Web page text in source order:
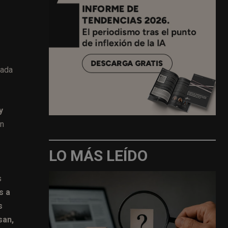
a
LO MÁS LEÍDO